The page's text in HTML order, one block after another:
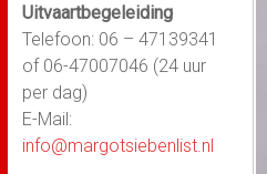
Uitvaartbegeleiding
Telefoon: 06 – 47139341
of 06-47007046 (24 uur
per dag)
E-Mail:
info@margotsiebenlist.nl